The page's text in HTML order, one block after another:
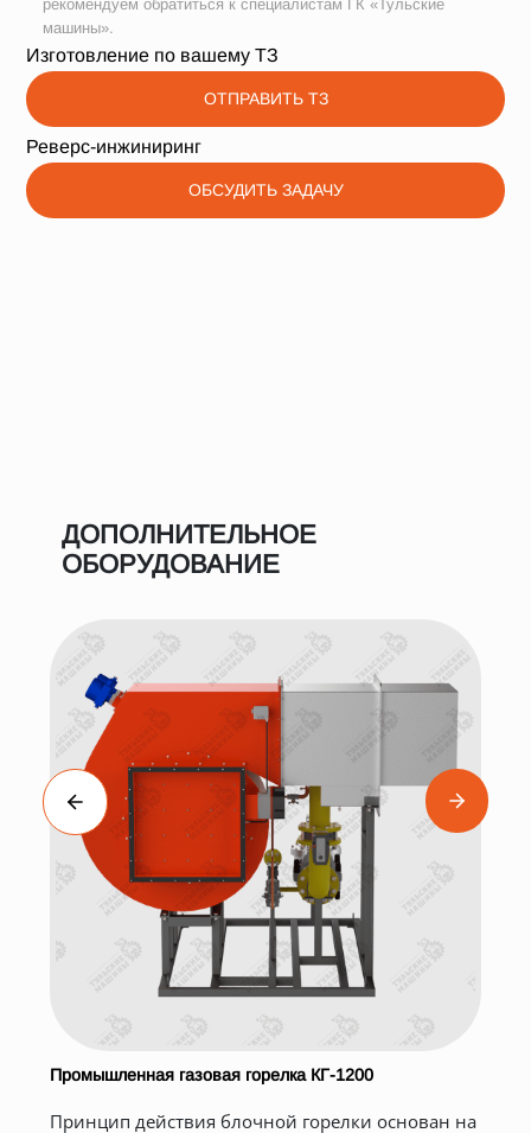
рекомендуем обратиться к специалистам ГК «Тульские
машины».
Изготовление по вашему ТЗ
ОТПРАВИТЬ ТЗ
Реверс-инжиниринг
ОБСУДИТЬ ЗАДАЧУ
ДОПОЛНИТЕЛЬНОЕ
ОБОРУДОВАНИЕ
Промышленная газовая горелка КГ-1200
Принцип действия блочной горелки основан на